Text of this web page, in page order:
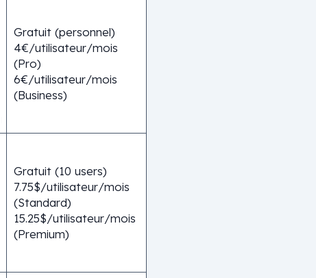
Gratuit (personnel)
4€/utilisateur/mois
(Pro)
6€/utilisateur/mois
(Business)
Gratuit (10 users)
7.75$/utilisateur/mois
(Standard)
15.25$/utilisateur/mois
(Premium)